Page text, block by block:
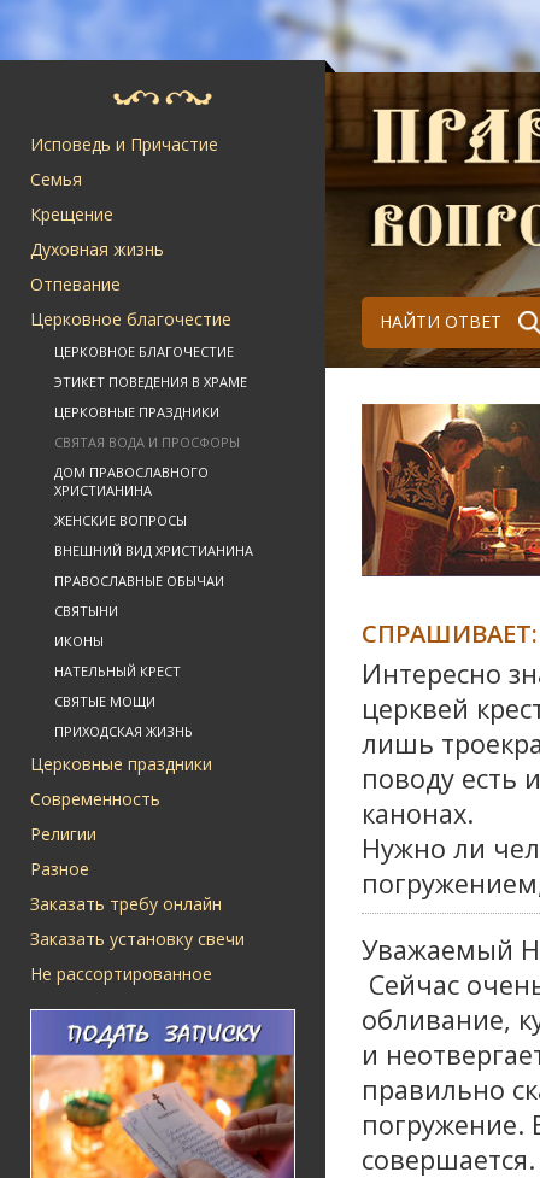
Исповедь и Причастие
Семья
Крещение
Духовная жизнь
Отпевание
Церковное благочестие
ЦЕРКОВНОЕ БЛАГОЧЕСТИЕ
ЭТИКЕТ ПОВЕДЕНИЯ В ХРАМЕ
ЦЕРКОВНЫЕ ПРАЗДНИКИ
СВЯТАЯ ВОДА И ПРОСФОРЫ
ДОМ ПРАВОСЛАВНОГО
ХРИСТИАНИНА
ЖЕНСКИЕ ВОПРОСЫ
ВНЕШНИЙ ВИД ХРИСТИАНИНА
ПРАВОСЛАВНЫЕ ОБЫЧАИ
СВЯТЫНИ
ИКОНЫ
НАТЕЛЬНЫЙ КРЕСТ
СВЯТЫЕ МОЩИ
ПРИХОДСКАЯ ЖИЗНЬ
Церковные праздники
Современность
Религии
Разное
Заказать требу онлайн
Заказать установку свечи
Не рассортированное
НАЙТИ ОТВЕТ
СПРАШИВАЕТ:
Интересно
церквей
лишь
поводу есть
канонах.
Нужно ли
Уважаемый
Сейчас
обливание,
и
правильно
погружение.
совершается.